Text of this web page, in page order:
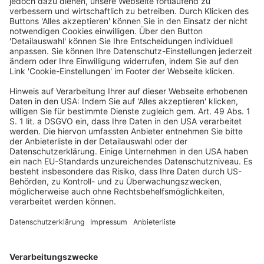
gemeinsame Mehrwertsteuersystem (ABl. L 347 S. 1 ff.)
dahingehend auszulegen, dass als „Erbringung einer
Dienstleistung gegen Entgelt“ auch die Abmahnung
eines Unternehmens durch ein steuerpflichtiges
Unternehmen gilt, wenn das abgemahnte Unternehmen
gegen gesetzliche Pflichten verstößt, dem
abmahnenden Unternehmen deswegen ein
Unterlassungsanspruch gegen das abgemahnte
Unternehmen zusteht und das abgemahnte
Unternehmen zur Erstattung der dem abmahnenden
Unternehmen infolge der Abmahnung entstandenen
Aufwendungen kraft Gesetzes verpflichtet ist, ohne
dass das abgemahnte Unternehmen das abmahnende
Unternehmen mit der Abmahnung beauftragt hat?
OLG Düsseldorf, Beschluss vom 18.2.2026 – 20 U 105/25
(Tenor)
Abmahnkosten EuGH-Vorlage